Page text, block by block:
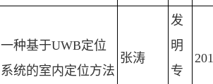
一种基于UWB定位
系统的室内定位方法
张涛
发
明
专